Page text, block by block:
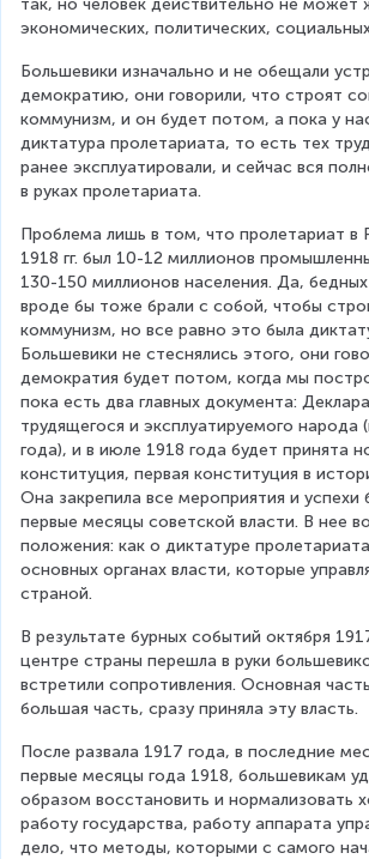
экономических, политических,
Большевики изначально и не обещали
демократию, они говорили, что строят
коммунизм, и он будет потом, а пока у
диктатура пролетариата, то есть тех
ранее эксплуатировали, и сейчас вся
в руках пролетариата.
Проблема лишь в том, что пролетариат в
1918 гг. был 10-12 миллионов
130-150 миллионов населения. Да,
вроде бы тоже брали с собой, чтобы
коммунизм, но все равно это была
Большевики не стеснялись этого, они
демократия будет потом, когда мы
пока есть два главных документа:
трудящегося и эксплуатируемого народа
года), и в июле 1918 года будет принята
конституция, первая конституция в
Она закрепила все мероприятия и успехи
первые месяцы советской власти. В нее
положения: как о диктатуре
основных органах власти, которые
страной.
В результате бурных событий октября
центре страны перешла в руки
встретили сопротивления. Основная
большая часть, сразу приняла эту власть.
После развала 1917 года, в последние
первые месяцы года 1918, большевикам
образом восстановить и нормализовать
работу государства, работу аппарата
дело, что методы, которыми с самого